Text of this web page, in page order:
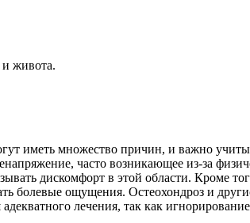
живота.
иметь множество причин, и важно
часто возникающее из-за
дискомфорт в этой области. Кроме
болевые ощущения. Остеохондроз и
лечения, так как